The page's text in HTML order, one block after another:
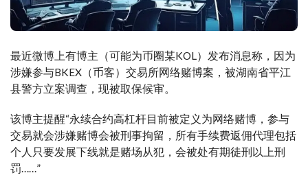
最近微博上有博主（可能为币圈某KOL）发布消息称，因为
涉嫌参与BKEX（币客）交易所网络赌博案，被湖南省平江
县警方立案调查，现被取保候审。
该博主提醒“永续合约高杠杆目前被定义为网络赌博，参与
交易就会涉嫌赌博会被刑事拘留，所有手续费返佣代理包括
个人只要发展下线就是赌场从犯，会被处有期徒刑以上刑
罚……”